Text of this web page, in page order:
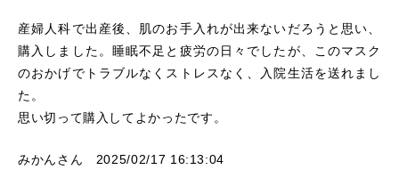
産婦人科で出産後、肌のお手入れが出来ないだろうと思い、
購入しました。睡眠不足と疲労の日々でしたが、このマスク
のおかげでトラブルなくストレスなく、入院生活を送れまし
た。
思い切って購入してよかったです。
みかんさん 2025/02/17 16:13:04